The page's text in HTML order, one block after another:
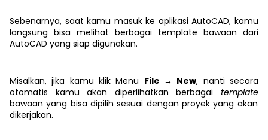
Sebenarnya, saat kamu masuk ke aplikasi AutoCAD, kamu
langsung bisa melihat berbagai template bawaan dari
AutoCAD yang siap digunakan.
Misalkan, jika kamu klik Menu File → New, nanti secara
otomatis kamu akan diperlihatkan berbagai template
bawaan yang bisa dipilih sesuai dengan proyek yang akan
dikerjakan.